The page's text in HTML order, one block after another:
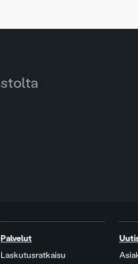
Palvelut
Laskutusratkaisu